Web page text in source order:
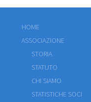
HOME
ASSOCIAZIONE
STORIA
STATUTO
CHI SIAMO
STATISTICHE SOCI